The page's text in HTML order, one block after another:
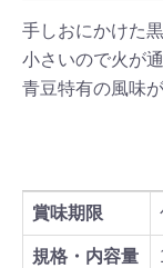
手しおにかけた
小さいので火が
青豆特有の風味
賞味期限
規格・内容量